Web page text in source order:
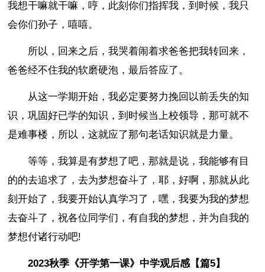
我想干嘛就干嘛，哼，此刻你们指挥我，到时候，我只
会你们孙子，嘻嘻。
所以，回来之后，我哭着闹着求爸爸把我转回来，
爸爸经不住我的软磨硬泡，最后答应了。
从这一学期开始，我必定要努力挽回以前丢失的知
识，巩固好已学的知识，到时候当上校领导，那可就不
是难事楼，所以，这就应了那句老话知识就是力量。
等等，我算是有梦想了吧，那就是说，我能够有目
的的去追求了，去为梦想奋斗了，耶，好啊，那就从此
刻开始了，我要开始认真学习了，嘿，我要为我的梦想
去奋斗了，祝各位同学们，有自我的梦想，并为自我的
梦想付诸行动吧!
2023秋季《开学第一课》中学观后感【篇5】